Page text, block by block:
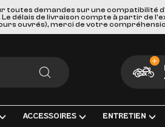
toutes demandes sur une compatibilité
de livraison compte à partir de
ouvrés), merci de votre
RECHERCHER
ACCESSOIRES ENTRETIEN